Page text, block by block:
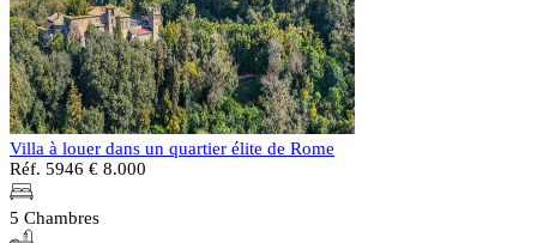
Villa à louer dans un quartier élite de Rome
Réf. 5946 € 8.000
5 Chambres